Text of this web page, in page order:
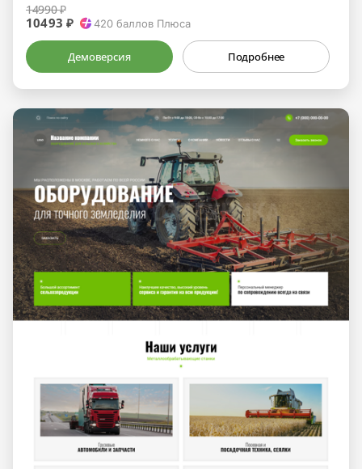
14990 ₽
10493 ₽ 420 баллов Плюса
Демоверсия Подробнее